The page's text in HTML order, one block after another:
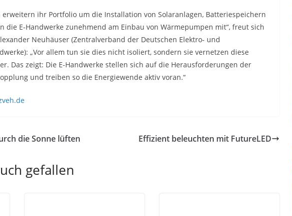
ihr Portfolio um die Installation von Solaranlagen, Batteriespeichern
die E-Handwerke zunehmend am Einbau von Wärmepumpen mit“, freut sich
Neuhäuser (Zentralverband der Deutschen Elektro- und
„Vor allem tun sie dies nicht isoliert, sondern sie vernetzen diese
Das zeigt: Die E-Handwerke stellen sich auf die Herausforderungen der
und treiben so die Energiewende aktiv voran.“
die Sonne lüften Effizient beleuchten mit FutureLED
gefallen